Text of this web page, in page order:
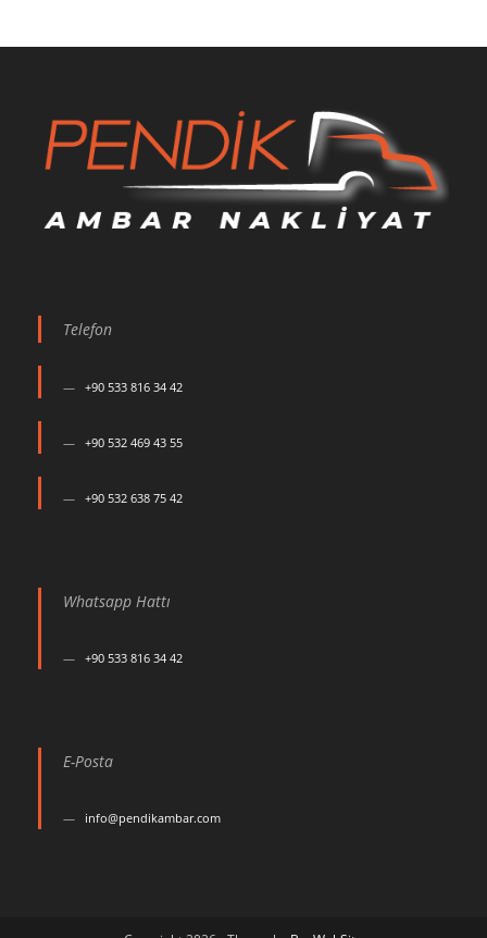
Telefon
+90 533 816 34 42
+90 532 469 43 55
+90 532 638 75 42
Whatsapp Hattı
+90 533 816 34 42
E-Posta
info@pendikambar.com